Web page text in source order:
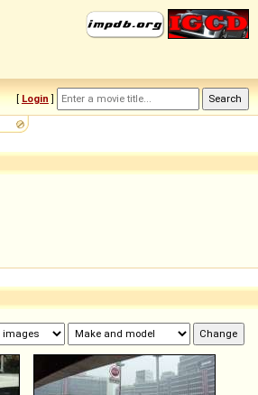
[ Login ]